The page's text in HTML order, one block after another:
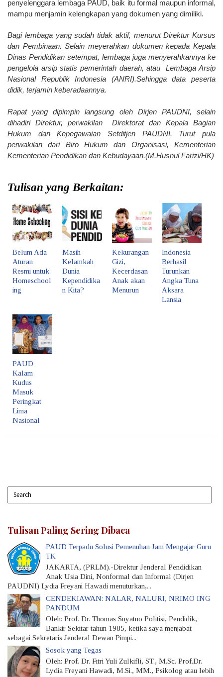
penyelenggara lembaga PAUD, baik itu formal maupun informal,
mampu menjamin kelengkapan yang dokumen yang dimiliki.
Bagi lembaga yang sudah tidak aktif, menurut Direktur Kursus
dan Pembinaan. Selain meyerahkan dokumen kepada Kepala
Dinas Pendidikan setempat, lembaga juga menyerahkannya ke
pengelola arsip statis pemerintah daerah, atau Lembaga Arsip
Nasional Republik Indonesia (ANRI).Sehingga data peserta
didik, terjamin keberadaannya.
Rapat yang dipimpin langsung oleh Dirjen PAUDNI, selain
dihadiri Direktur, perwakilan Direktorat dan Kepala Bagian
Hukum dan Kepegawaian Setditjen PAUDNI. Turut pula
perwakilan dari Biro Hukum dan Organisasi, Kementerian
Kementerian Pendidikan dan Kebudayaan.(M.Husnul Farizi/HK)
Tulisan yang Berkaitan:
Belum Ada
Aturan
Resmi untuk
Homeschool
ing
Masih
Kelamkah
Dunia
Kependidika
n Kita?
Kekurangan
Gizi,
Kecerdasan
Anak akan
Menurun
Indonesia
Berhasil
Turunkan
Angka Tuna
Aksara
Lansia
PAUD
Kalam
Kudus
Masuk
Peringkat
Lima
Nasional
Tulisan Paling Sering Dibaca
PAUD Terpadu Solusi Pemenuhan Jam Mengajar Guru
TK
JAKARTA, (PRLM).-Direktur Jenderal Pendidikan
Anak Usia Dini, Nonformal dan Informal (Dirjen
PAUDNI) Lydia Freyani Hawadi menuturkan,...
CENDEKIAWAN: NALAR, NALURI, NRIMO ING
PANDUM
Oleh: Prof. Dr. Thomas Suyatno Politisi, Pendidik,
Bankir Sekitar tahun 1985, ketika saya menjabat
sebagai Sekretaris Jenderal Dewan Pimpi...
Sosok yang Tegas
Oleh: Prof. Dr. Fitri Yuli Zulkifli, ST., M.Sc. Prof.Dr.
Lydia Freyani Hawadi, M.Si., MM., Psikolog atau lebih